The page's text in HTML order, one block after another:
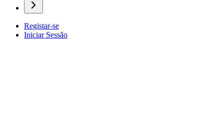
Registar-se
Iniciar Sessão